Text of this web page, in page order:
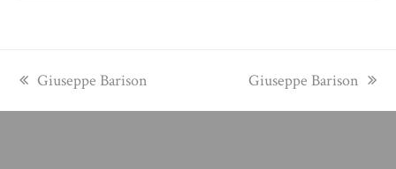
previous
Giuseppe Barison
next
Giuseppe Barison